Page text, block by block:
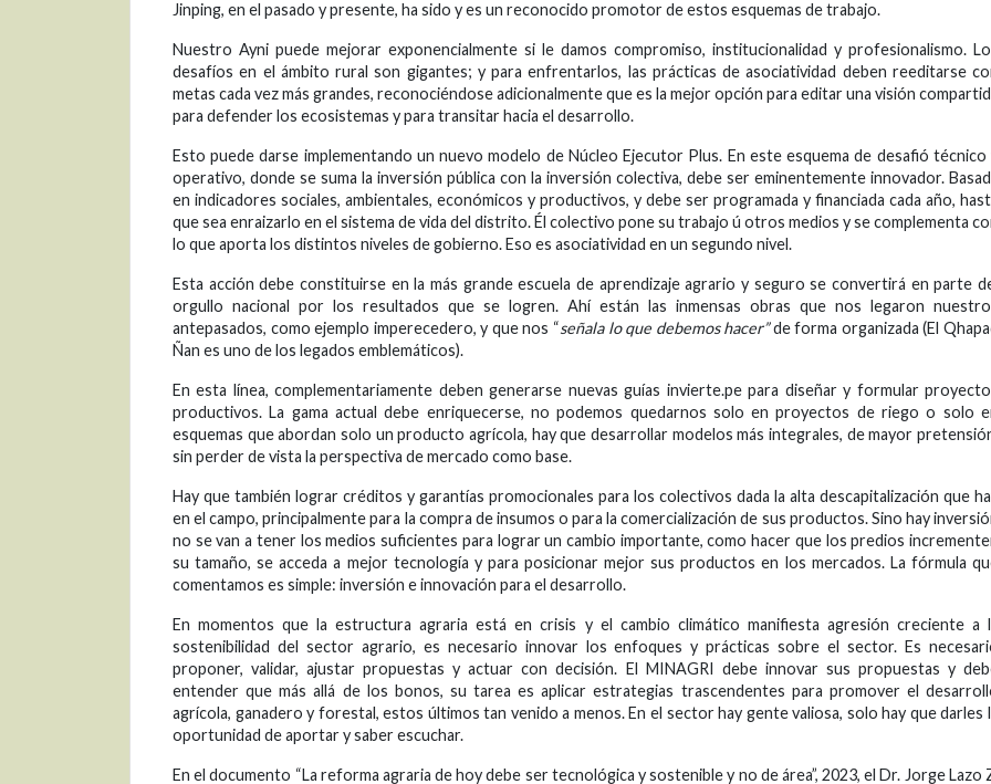
Jinping, en el pasado y presente, ha sido y es un reconocido promotor de estos esquemas de trabajo.
Nuestro Ayni puede mejorar exponencialmente si le damos compromiso, institucionalidad y profesionalismo.
desafíos en el ámbito rural son gigantes; y para enfrentarlos, las prácticas de asociatividad deben reeditarse
metas cada vez más grandes, reconociéndose adicionalmente que es la mejor opción para editar una visión
para defender los ecosistemas y para transitar hacia el desarrollo.
Esto puede darse implementando un nuevo modelo de Núcleo Ejecutor Plus. En este esquema de desafió técnico
operativo, donde se suma la inversión pública con la inversión colectiva, debe ser eminentemente innovador.
en indicadores sociales, ambientales, económicos y productivos, y debe ser programada y financiada cada año,
que sea enraizarlo en el sistema de vida del distrito. Él colectivo pone su trabajo ú otros medios y se complementa
lo que aporta los distintos niveles de gobierno. Eso es asociatividad en un segundo nivel.
Esta acción debe constituirse en la más grande escuela de aprendizaje agrario y seguro se convertirá en parte
orgullo nacional por los resultados que se logren. Ahí están las inmensas obras que nos legaron
antepasados, como ejemplo imperecedero, y que nos “señala lo que debemos hacer”de forma organizada (El
Ñan es uno de los legados emblemáticos).
En esta línea, complementariamente deben generarse nuevas guías invierte.pe para diseñar y formular
productivos. La gama actual debe enriquecerse, no podemos quedarnos solo en proyectos de riego o solo
esquemas que abordan solo un producto agrícola, hay que desarrollar modelos más integrales, de mayor
sin perder de vista la perspectiva de mercado como base.
Hay que también lograr créditos y garantías promocionales para los colectivos dada la alta descapitalización que
en el campo, principalmente para la compra de insumos o para la comercialización de sus productos. Sino hay
no se van a tener los medios suficientes para lograr un cambio importante, como hacer que los predios
su tamaño, se acceda a mejor tecnología y para posicionar mejor sus productos en los mercados. La fórmula
comentamos es simple: inversión e innovación para el desarrollo.
En momentos que la estructura agraria está en crisis y el cambio climático manifiesta agresión creciente a
sostenibilidad del sector agrario, es necesario innovar los enfoques y prácticas sobre el sector. Es
proponer, validar, ajustar propuestas y actuar con decisión. El MINAGRI debe innovar sus propuestas y
entender que más allá de los bonos, su tarea es aplicar estrategias trascendentes para promover el
agrícola, ganadero y forestal, estos últimos tan venido a menos. En el sector hay gente valiosa, solo hay que darles
oportunidad de aportar y saber escuchar.
En el documento “La reforma agraria de hoy debe ser tecnológica y sostenible y no de área”, 2023, el Dr. Jorge Lazo